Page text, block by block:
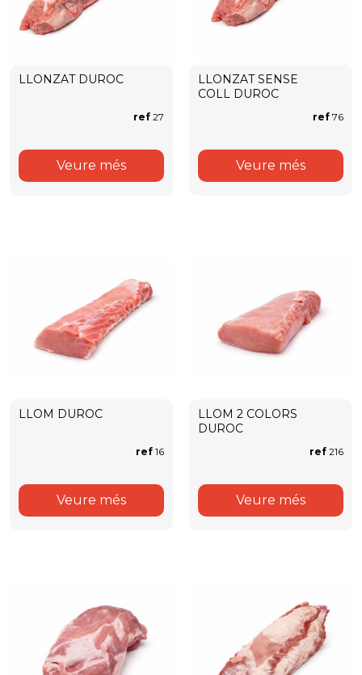
LLONZAT DUROC
ref 27
Veure més
LLONZAT SENSE
COLL DUROC
ref 76
Veure més
LLOM DUROC
ref 16
Veure més
LLOM 2 COLORS
DUROC
ref 216
Veure més